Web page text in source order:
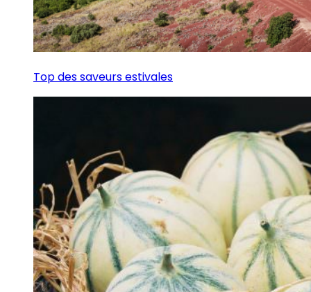
Top des saveurs estivales